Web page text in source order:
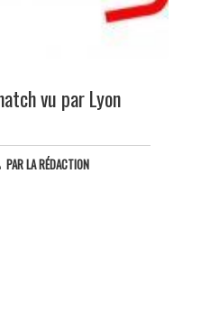
vu par Lyon
PARLA RÉDACTION